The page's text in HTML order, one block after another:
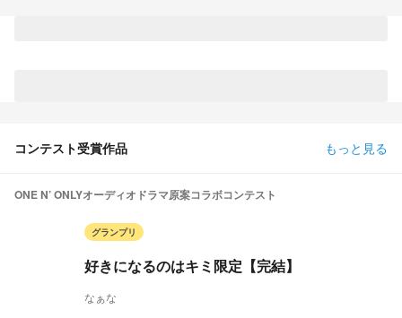
コンテスト受賞作品 もっと見る
ONE N’ ONLYオーディオドラマ原案コラボコンテスト
グランプリ
好きになるのはキミ限定【完結】
なぁな